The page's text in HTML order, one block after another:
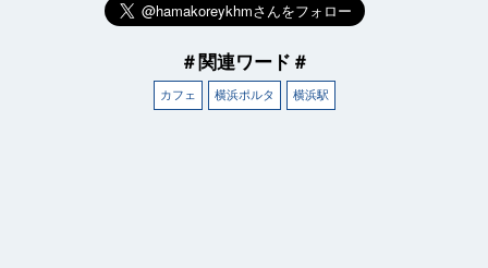
＃関連ワード＃
カフェ 横浜ポルタ 横浜駅